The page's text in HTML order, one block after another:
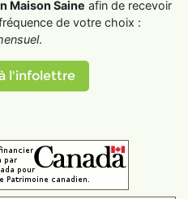
Maison Saine afin de recevoir
de votre choix :
.
l'infolettre